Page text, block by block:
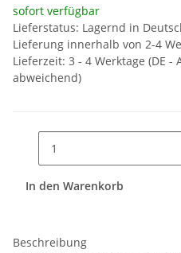
sofort verfügbar
Lieferstatus: Lagernd in
Lieferung innerhalb von 2-4
Lieferzeit: 3 - 4 Werktage (DE -
abweichend)
In den Warenkorb
Beschreibung